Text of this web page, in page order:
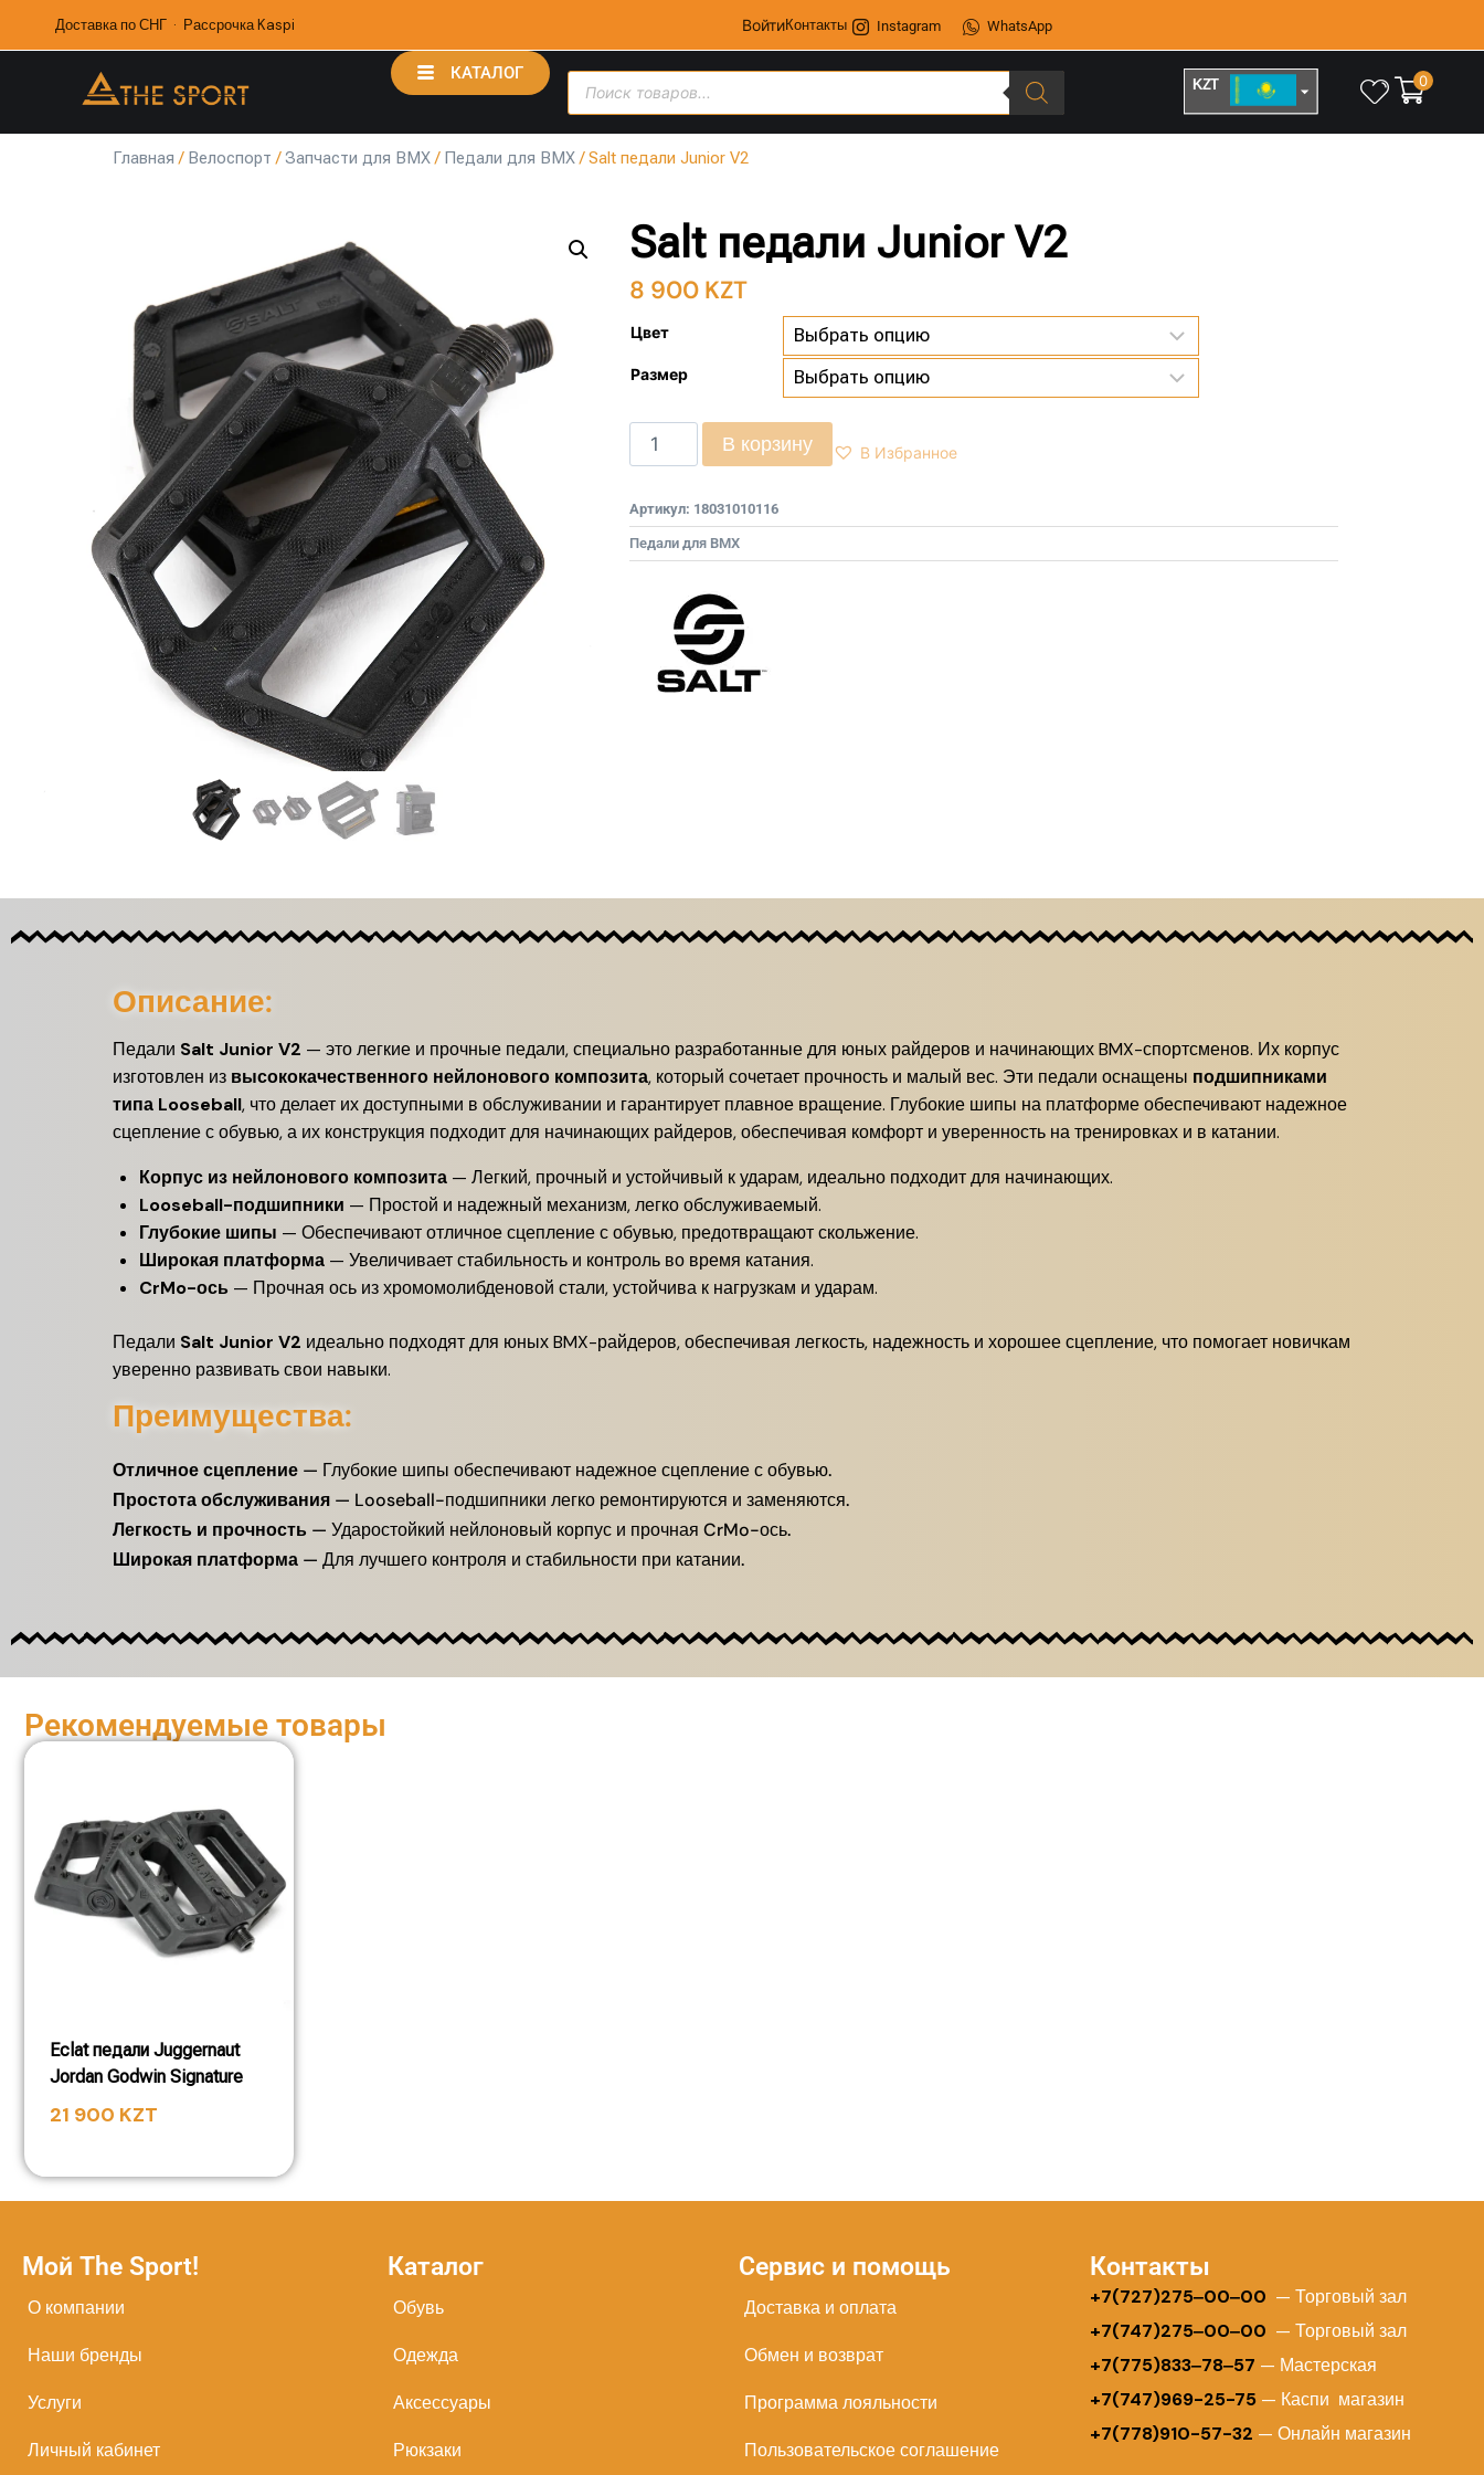
Доставка по СНГ · Рассрочка Kaspi ВойтиКонтакты Instagram WhatsApp
КАТАЛОГ
KZT 0
Главная / Велоспорт /Запчасти для BMX/ Педали для BMX/ Salt педали Junior V2
Salt педали Junior V2
8 900 KZT
Цвет
Размер
В корзину В Избранное
Артикул: 18031010116
Педали для BMX
Описание:
Педали Salt Junior V2 — это легкие и прочные педали, специально разработанные для юных райдеров и начинающих BMX-спортсменов. Их корпус
изготовлен из высококачественного нейлонового композита, который сочетает прочность и малый вес. Эти педали оснащены подшипниками
типа Looseball, что делает их доступными в обслуживании и гарантирует плавное вращение. Глубокие шипы на платформе обеспечивают надежное
сцепление с обувью, а их конструкция подходит для начинающих райдеров, обеспечивая комфорт и уверенность на тренировках и в катании.
Корпус из нейлонового композита — Легкий, прочный и устойчивый к ударам, идеально подходит для начинающих.
Looseball-подшипники — Простой и надежный механизм, легко обслуживаемый.
Глубокие шипы — Обеспечивают отличное сцепление с обувью, предотвращают скольжение.
Широкая платформа — Увеличивает стабильность и контроль во время катания.
CrMo-ось — Прочная ось из хромомолибденовой стали, устойчива к нагрузкам и ударам.
Педали Salt Junior V2 идеально подходят для юных BMX-райдеров, обеспечивая легкость, надежность и хорошее сцепление, что помогает новичкам
уверенно развивать свои навыки.
Преимущества:
Отличное сцепление — Глубокие шипы обеспечивают надежное сцепление с обувью.
Простота обслуживания — Looseball-подшипники легко ремонтируются и заменяются.
Легкость и прочность — Ударостойкий нейлоновый корпус и прочная CrMo-ось.
Широкая платформа — Для лучшего контроля и стабильности при катании.
Рекомендуемые товары
Eclat педали Juggernaut
Jordan Godwin Signature
21 900 KZT
Мой The Sport!
О компании
Наши бренды
Услуги
Личный кабинет
Каталог
Обувь
Одежда
Аксессуары
Рюкзаки
Сервис и помощь
Доставка и оплата
Обмен и возврат
Программа лояльности
Пользовательское соглашение
Контакты
+7(727)275‒00‒00 — Торговый зал
+7(747)275‒00‒00 — Торговый зал
+7(775)833‒78‒57 — Мастерская
+7(747)969-25-75— Каспи магазин
+7(778)910-57-32 — Онлайн магазин